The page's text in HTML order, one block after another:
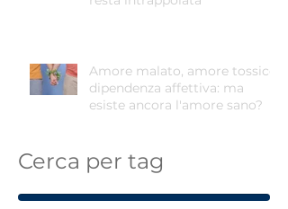
Amore malato, amore tossico,
dipendenza affettiva: ma
esiste ancora l'amore sano?
Cerca per tag